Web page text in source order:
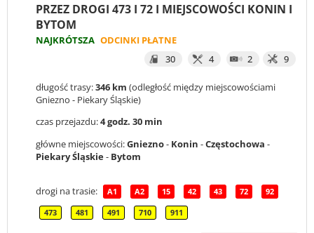
PRZEZ DROGI 473 I 72 I MIEJSCOWOŚCI KONIN I
BYTOM
NAJKRÓTSZA ODCINKI PŁATNE
30
4 2 9
długość trasy:346 km (odległość między miejscowościami
Gniezno - Piekary Śląskie)
czas przejazdu:4 godz. 30 min
główne miejscowości:Gniezno- Konin -Częstochowa -
Piekary Śląskie- Bytom
drogi na trasie: A1 A2 15 42 43 72 92
473 481 491 710 911